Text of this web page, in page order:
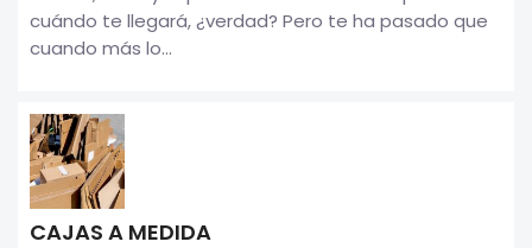
cuándo te llegará, ¿verdad? Pero te ha pasado que
cuando más lo...
CAJAS A MEDIDA